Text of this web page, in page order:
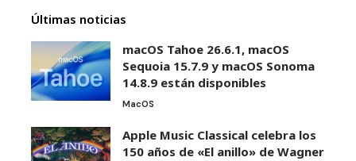
Últimas noticias
macOS Tahoe 26.6.1, macOS
Sequoia 15.7.9 y macOS Sonoma
14.8.9 están disponibles
MacOS
Apple Music Classical celebra los
150 años de «El anillo» de Wagner